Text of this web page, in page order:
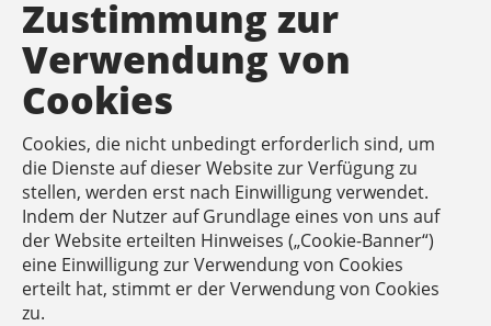
Zustimmung zur
Verwendung von
Cookies
Cookies, die nicht unbedingt erforderlich sind, um
die Dienste auf dieser Website zur Verfügung zu
stellen, werden erst nach Einwilligung verwendet.
Indem der Nutzer auf Grundlage eines von uns auf
der Website erteilten Hinweises („Cookie-Banner“)
eine Einwilligung zur Verwendung von Cookies
erteilt hat, stimmt er der Verwendung von Cookies
zu.